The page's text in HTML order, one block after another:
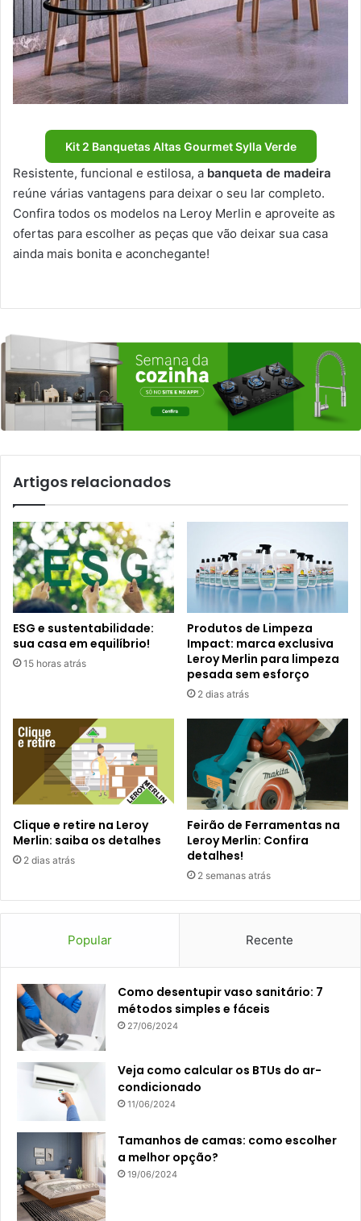
Kit 2 Banquetas Altas Gourmet Sylla Verde
Resistente, funcional e estilosa, a banqueta de madeira
reúne várias vantagens para deixar o seu lar completo.
Confira todos os modelos na Leroy Merlin e aproveite as
ofertas para escolher as peças que vão deixar sua casa
ainda mais bonita e aconchegante!
Artigos relacionados
ESG e sustentabilidade:
sua casa em equilíbrio!
15 horas atrás
Produtos de Limpeza
Impact: marca exclusiva
Leroy Merlin para limpeza
pesada sem esforço
2 dias atrás
Clique e retire na Leroy
Merlin: saiba os detalhes
2 dias atrás
Feirão de Ferramentas na
Leroy Merlin: Confira
detalhes!
2 semanas atrás
Popular Recente
Como desentupir vaso sanitário: 7
métodos simples e fáceis
27/06/2024
Veja como calcular os BTUs do ar-
condicionado
11/06/2024
Tamanhos de camas: como escolher
a melhor opção?
19/06/2024